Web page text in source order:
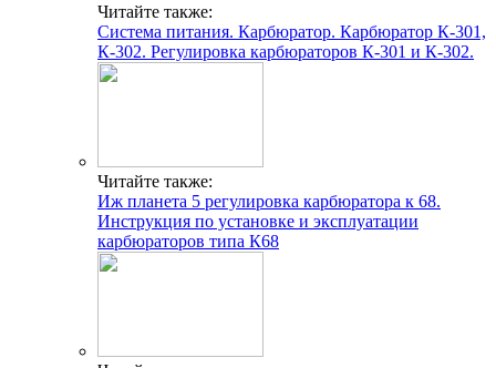
Читайте также:
Система питания. Карбюратор. Карбюратор К-301,
К-302. Регулировка карбюраторов К-301 и К-302.
Читайте также:
Иж планета 5 регулировка карбюратора к 68.
Инструкция по установке и эксплуатации
карбюраторов типа К68